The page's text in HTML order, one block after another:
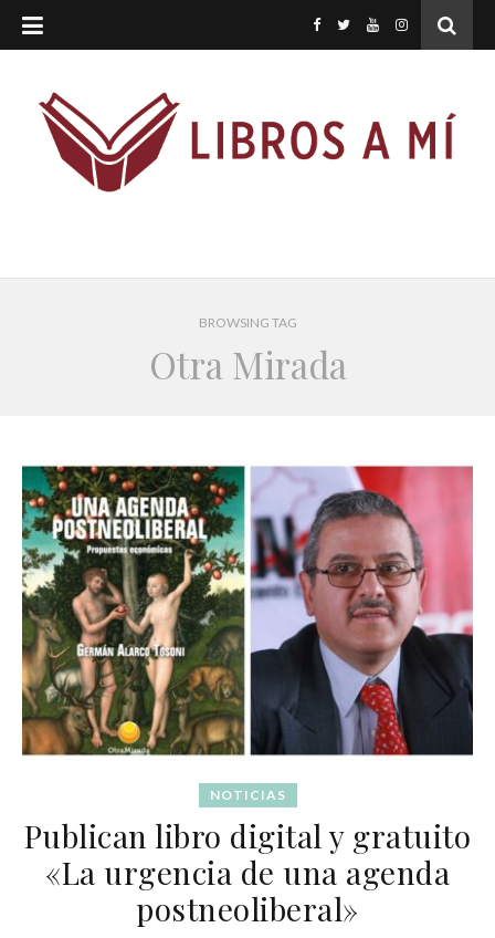
BROWSING TAG
Otra Mirada
NOTICIAS
Publican libro digital y gratuito
«La urgencia de una agenda
postneoliberal»